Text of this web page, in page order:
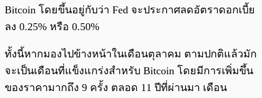
Bitcoin โดยขึ้นอยู่กับว่า Fed จะประกาศลดอัตราดอกเบี้ย
ลง 0.25% หรือ 0.50%
ทั้งนี้หากมองไปข้างหน้าในเดือนตุลาคม ตามปกติแล้วมัก
จะเป็นเดือนที่แข็งแกร่งสำหรับ Bitcoin โดยมีการเพิ่มขึ้น
ของราคามากถึง 9 ครั้ง ตลอด 11 ปีที่ผ่านมา เดือน